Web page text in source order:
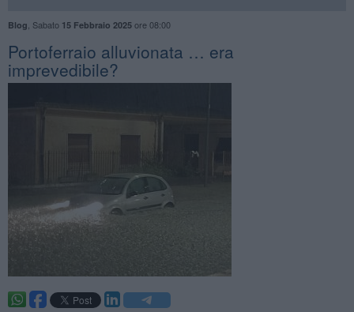
Blog Sabato 15 Febbraio 2025ore 08:00
​Portoferraio alluvionata … era
imprevedibile?